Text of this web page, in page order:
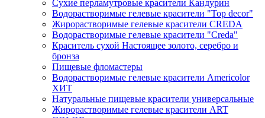
Сухие перламутровые красители Кандурин
Водорастворимые гелевые красители "Top decor"
Жирорастворимые гелевые красители CREDA
Водорастворимые гелевые красители "Creda"
Краситель сухой Настоящее золото, серебро и
бронза
Пищевые фломастеры
Водорастворимые гелевые красители Americolor
ХИТ
Натуральные пищевые красители универсальные
Жирорастворимые гелевые красители ART